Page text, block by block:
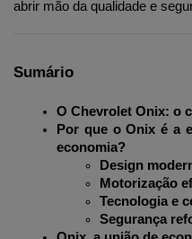
abrir mão da qualidade e
Sumário
O Chevrolet Onix: o
Por que o Onix é a
economia?
Design
Motorização
Tecnologia e
Segurança